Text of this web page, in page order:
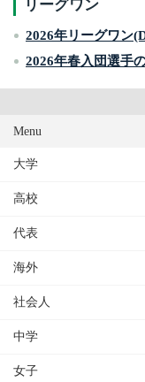
リーグワン
2026年リーグワン
2026年春入団選手
Menu
大学
高校
代表
海外
社会人
中学
女子